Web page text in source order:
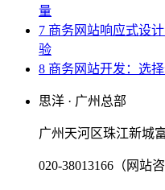
量
7 商务网站响应式设
验
8 商务网站开发：选
思洋 · 广州总部
广州天河区珠江新城
020-38013166（网站